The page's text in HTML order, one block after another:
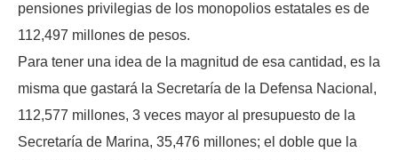
pensiones privilegias de los monopolios estatales es de
112,497 millones de pesos.
Para tener una idea de la magnitud de esa cantidad, es la
misma que gastará la Secretaría de la Defensa Nacional,
112,577 millones, 3 veces mayor al presupuesto de la
Secretaría de Marina, 35,476 millones; el doble que la